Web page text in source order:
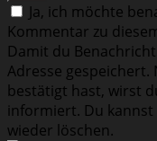
Ja, ich möchte
Kommentar zu
Damit du
Adresse
bestätigt hast, wirst
informiert. Du
wieder löschen.